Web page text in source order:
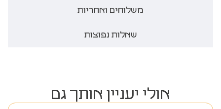
משלוחים ואחריות
שאלות נפוצות
אולי יעניין אותך גם